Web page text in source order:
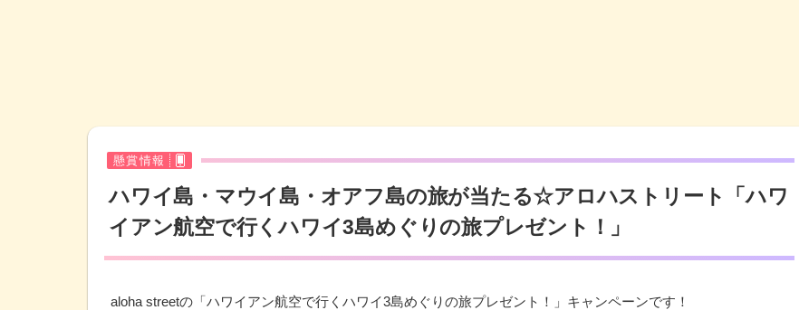
懸賞情報
ハワイ島・マウイ島・オアフ島の旅が当たる☆アロハストリート「ハワ
イアン航空で行くハワイ3島めぐりの旅プレゼント！」
aloha streetの「ハワイアン航空で行くハワイ3島めぐりの旅プレゼント！」キャンペーンです！